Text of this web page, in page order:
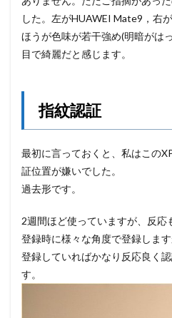
した。左がHUAWEI Mate9，右
ほうが色味が若干強め(明暗がは
目で綺麗だと感じます。
指紋認証
最初に言っておくと、私はこの
証位置が嫌いでした。
過去形です。
2週間ほど使っていますが、反
登録時に様々な角度で登録しま
登録していればかなり反応良く
す。